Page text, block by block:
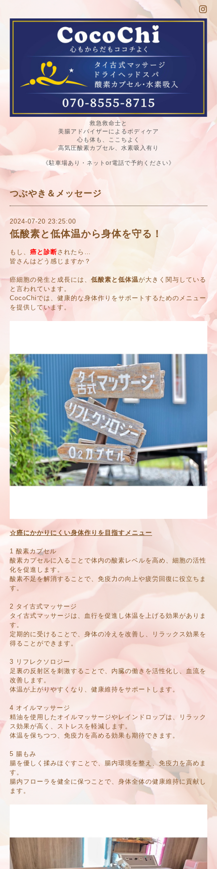
救急救命士と
美腸アドバイザーによるボディケア
心も体も、ここちよく
高気圧酸素カプセル、水素吸入有り
《駐車場あり・ネットor電話で予約ください》
つぶやき＆メッセージ
2024-07-20 23:25:00
低酸素と低体温から身体を守る！
もし、 癌と診断されたら…
皆さんはどう感じますか？
癌細胞の発生と成長には、低酸素と低体温が大きく関与している
と言われています。
CocoChiでは、健康的な身体作りをサポートするためのメニュー
を提供しています。
☆癌にかかりにくい身体作りを目指すメニュー
1 酸素カプセル
酸素カプセルに入ることで体内の酸素レベルを高め、細胞の活性
化を促進します。
酸素不足を解消することで、免疫力の向上や疲労回復に役立ちま
す。
2 タイ古式マッサージ
タイ古式マッサージは、血行を促進し体温を上げる効果がありま
す。
定期的に受けることで、身体の冷えを改善し、リラックス効果を
得ることができます。
3 リフレクソロジー
足裏の反射区を刺激することで、内臓の働きを活性化し、血流を
改善します。
体温が上がりやすくなり、健康維持をサポートします。
4 オイルマッサージ
精油を使用したオイルマッサージやレインドロップは、リラック
ス効果が高く、ストレスを軽減します。
体温を保ちつつ、免疫力を高める効果も期待できます。
5 腸もみ
腸を優しく揉みほぐすことで、腸内環境を整え、免疫力を高めま
す。
腸内フローラを健全に保つことで、身体全体の健康維持に貢献し
ます。